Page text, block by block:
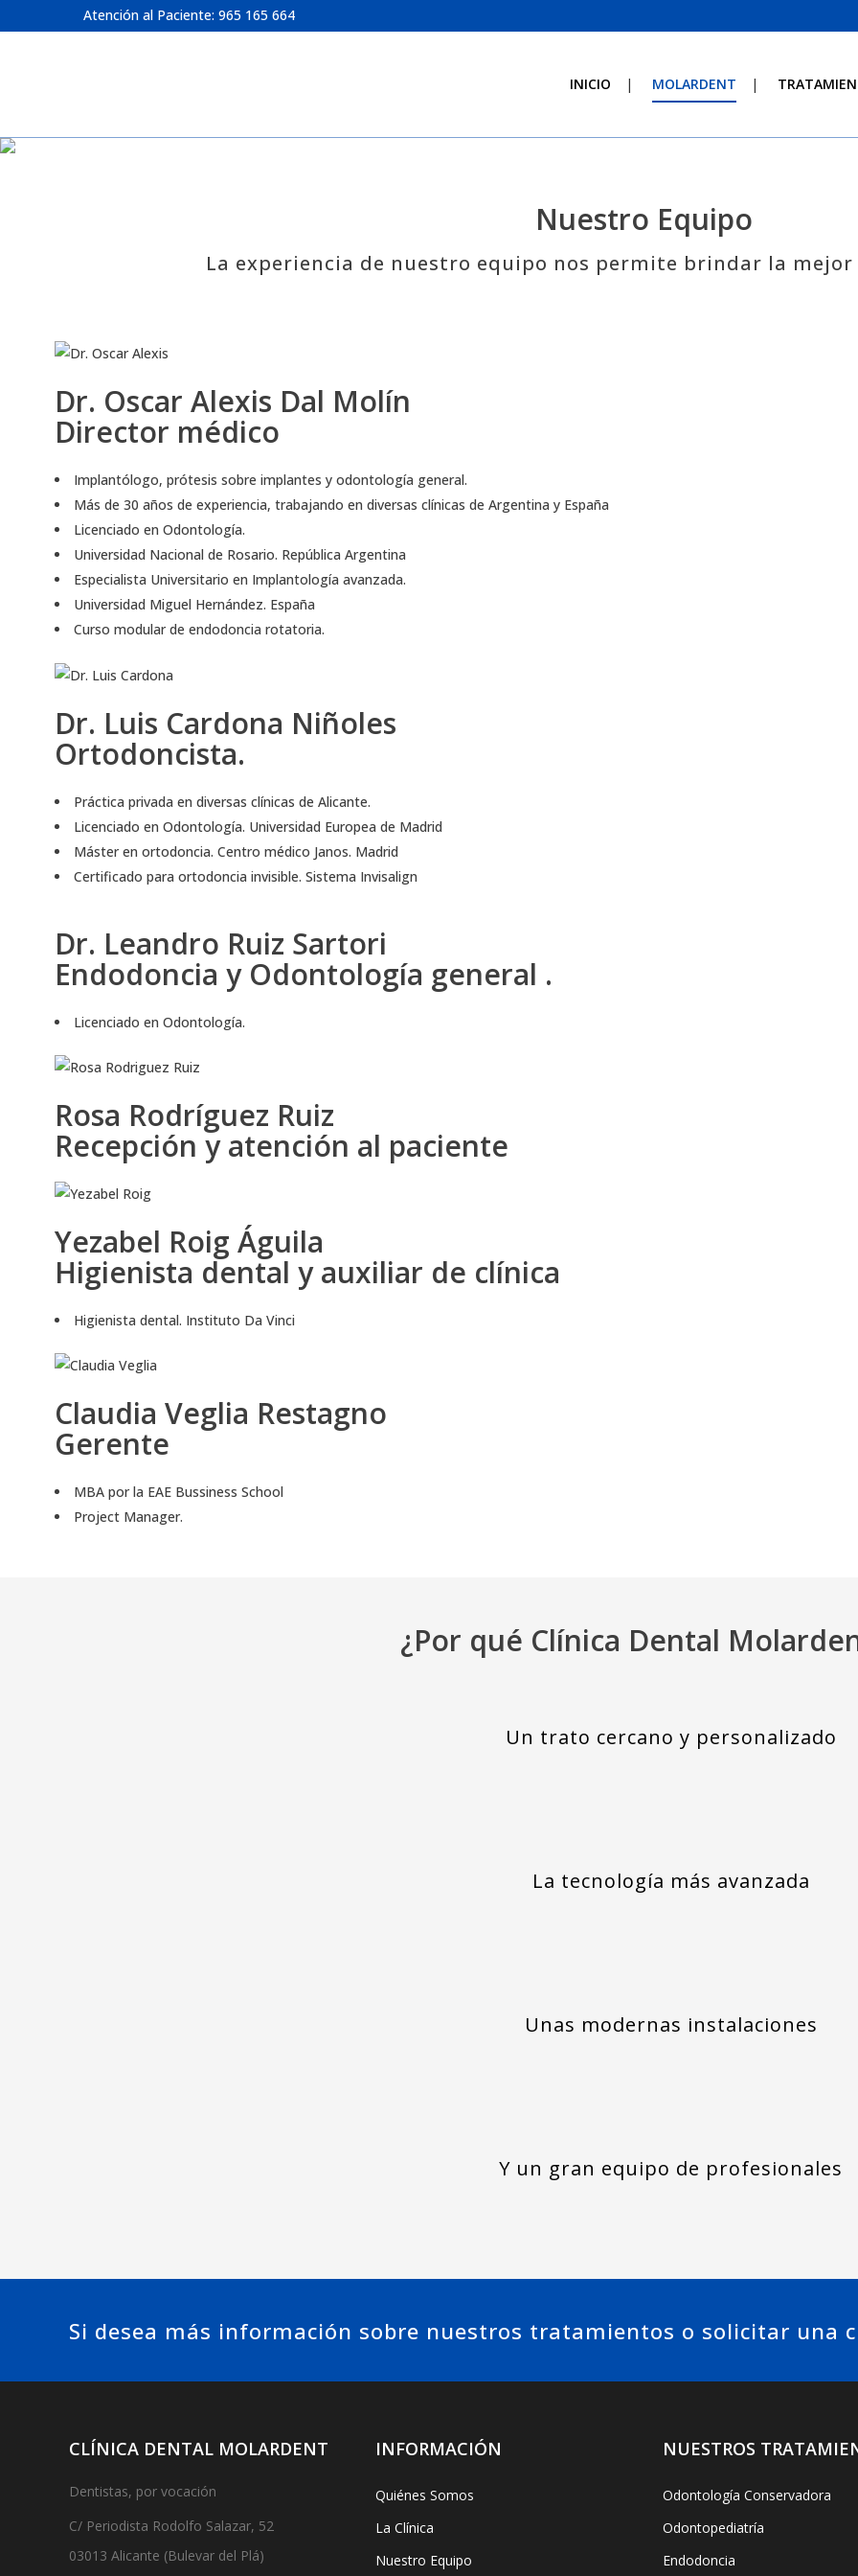
Atención al Paciente: 965 165 664
INICIO MOLARDENT
Nuestro Equipo
La experiencia de nuestro equipo nos permite brindar la
Dr. Oscar Alexis Dal Molín
Director médico
Implantólogo, prótesis sobre implantes y odontología general.
Más de 30 años de experiencia, trabajando en diversas clínicas de Argentina y España
Licenciado en Odontología.
Universidad Nacional de Rosario. República Argentina
Especialista Universitario en Implantología avanzada.
Universidad Miguel Hernández. España
Curso modular de endodoncia rotatoria.
Dr. Luis Cardona Niñoles
Ortodoncista.
Práctica privada en diversas clínicas de Alicante.
Licenciado en Odontología. Universidad Europea de Madrid
Máster en ortodoncia. Centro médico Janos. Madrid
Certificado para ortodoncia invisible. Sistema Invisalign
Dr. Leandro Ruiz Sartori
Endodoncia y Odontología general .
Licenciado en Odontología.
Rosa Rodríguez Ruiz
Recepción y atención al paciente
Yezabel Roig Águila
Higienista dental y auxiliar de clínica
Higienista dental. Instituto Da Vinci
Claudia Veglia Restagno
Gerente
MBA por la EAE Bussiness School
Project Manager.
¿Por qué Clínica Dental
Un trato cercano y personalizado
La tecnología más avanzada
Unas modernas instalaciones
Y un gran equipo de profesionales
Si desea más información sobre nuestros tratamientos o solicitar una
CLÍNICA DENTAL MOLARDENT
Dentistas, por vocación
C/ Periodista Rodolfo Salazar, 52
03013 Alicante (Bulevar del Plá)
INFORMACIÓN
Quiénes Somos
La Clínica
Nuestro Equipo
NUESTROS
Odontología Conservadora
Odontopediatría
Endodoncia